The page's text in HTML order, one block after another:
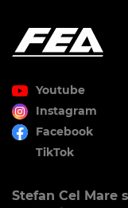
Youtube
Instagram
Facebook
TikTok
Stefan Cel Mare